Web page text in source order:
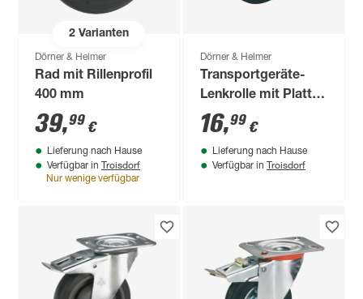
2Varianten
Dörner & Helmer
Rad mit Rillenprofil
400 mm
39,99 €
Lieferung nach Hause
Verfügbar in Troisdorf
Nur wenige verfügbar
Dörner & Helmer
Transportgeräte-
Lenkrolle mit Platte
100 mm
16,99 €
Lieferung nach Hause
Verfügbar in Troisdorf